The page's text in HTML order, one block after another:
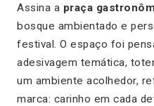
Assina a praça
bosque ambientado e
festival. O espaço foi
adesivagem temática,
um ambiente acolhedor,
marca: carinho em cada